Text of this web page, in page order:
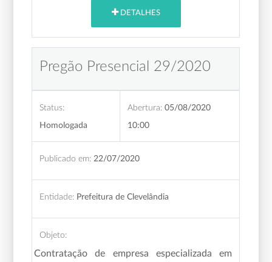
DETALHES
Pregão Presencial 29/2020
Status:
Homologada
Abertura: 05/08/2020
10:00
Publicado em: 22/07/2020
Entidade: Prefeitura de Clevelândia
Objeto:
Contratação de empresa especializada em